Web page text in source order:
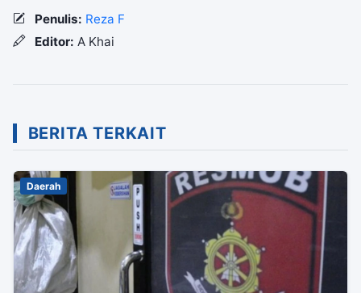
Penulis: Reza F
Editor: A Khai
BERITA TERKAIT
Daerah